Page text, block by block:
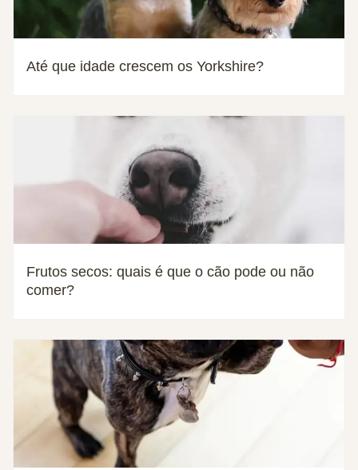
Até que idade crescem os Yorkshire?
Frutos secos: quais é que o cão pode ou não
comer?